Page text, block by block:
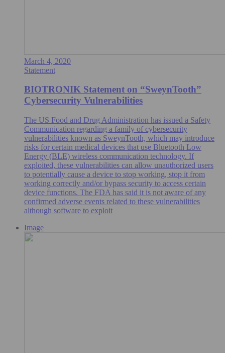
March 4, 2020
Statement
BIOTRONIK Statement on “SweynTooth”
Cybersecurity Vulnerabilities
The US Food and Drug Administration has issued a Safety
Communication regarding a family of cybersecurity
vulnerabilities known as SweynTooth, which may introduce
risks for certain medical devices that use Bluetooth Low
Energy (BLE) wireless communication technology. If
exploited, these vulnerabilities can allow unauthorized users
to potentially cause a device to stop working, stop it from
working correctly and/or bypass security to access certain
device functions. The FDA has said it is not aware of any
confirmed adverse events related to these vulnerabilities
although software to exploit
Image